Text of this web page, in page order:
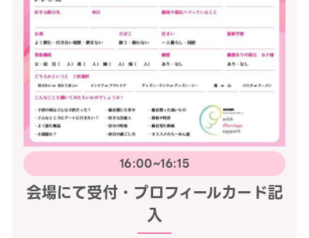
16:00~16:15
会場にて受付・プロフィールカード記
入